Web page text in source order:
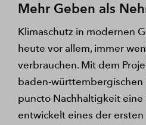
Mehr Geben als
Klimaschutz in modernen
heute vor allem, immer
verbrauchen. Mit dem
baden-württembergischen
puncto Nachhaltigkeit eine
entwickelt eines der